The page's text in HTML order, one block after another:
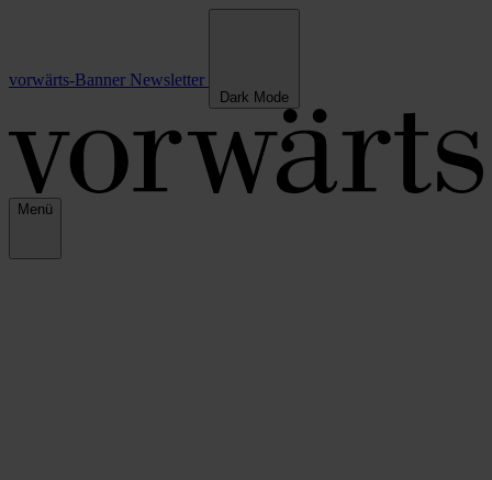
vorwärts-Banner Newsletter
Dark Mode
Menü